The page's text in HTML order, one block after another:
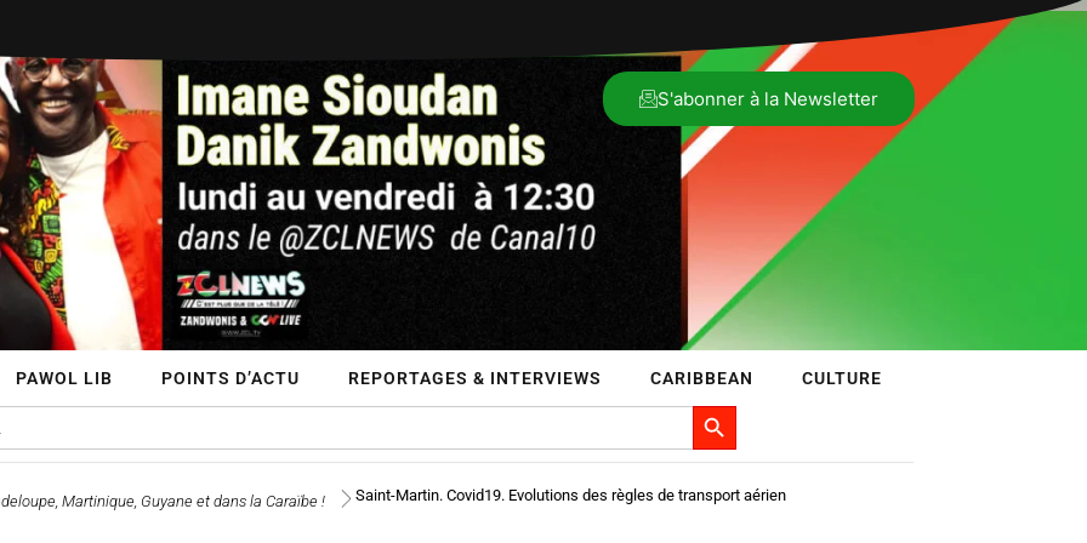
S'abonner à la Newsletter
PAWOL LIB POINTS D’ACTU REPORTAGES & INTERVIEWS CARIBBEAN CULTURE
Search Button
Martinique, Guyane et dans la Caraïbe ! Saint-Martin. Covid19. Evolutions des règles de transport aérien